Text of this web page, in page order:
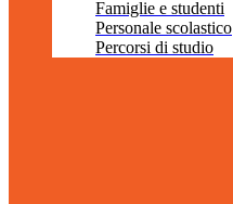
Famiglie e studenti
Personale scolastico
Percorsi di studio